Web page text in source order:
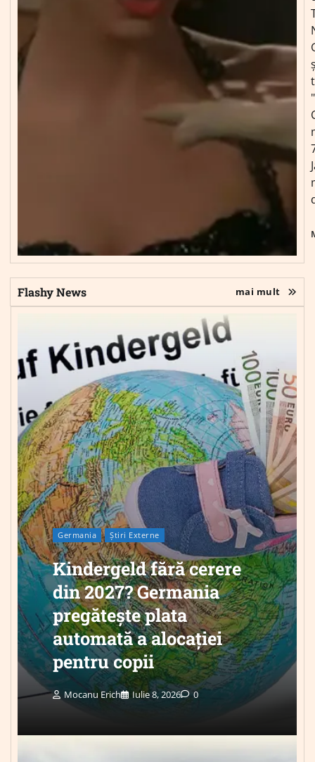
Flashy News mai mult
Germania Știri Externe
Kindergeld fără cerere
din 2027? Germania
pregătește plata
automată a alocației
pentru copii
Mocanu Erich Iulie 8, 2026 0